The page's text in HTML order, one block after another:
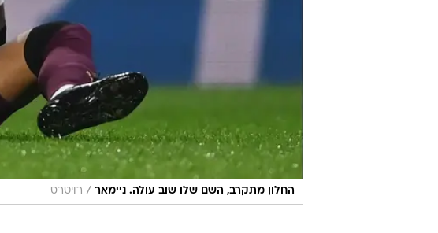
החלון מתקרב, השם שלו שוב עולה. ניימאר / רויטרס